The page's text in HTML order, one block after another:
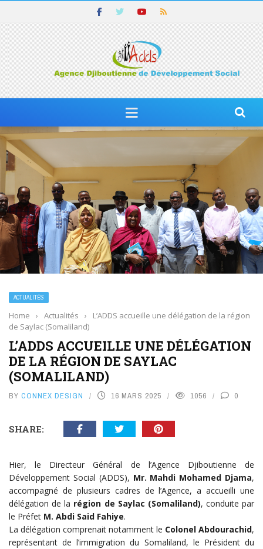
ACTUALITÉS
Home › Actualités ›
L’ADDS accueille une délégation de la région
de Saylac (Somaliland)
L’ADDS ACCUEILLE UNE DÉLÉGATION
DE LA RÉGION DE SAYLAC
(SOMALILAND)
BY CONNEX DESIGN 16 MARS 2025 1056 0
SHARE:
Hier, le Directeur Général de l’Agence Djiboutienne de
Développement Social (ADDS), Mr. Mahdi Mohamed Djama,
accompagné de plusieurs cadres de l’Agence, a accueilli une
délégation de la région de Saylac (Somaliland), conduite par
le Préfet M. Abdi Said Fahiye.
La délégation comprenait notamment le Colonel Abdourachid,
représentant de l’immigration du Somaliland, le Président du